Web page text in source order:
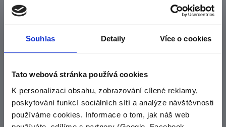
Souhlas Detaily Více o cookies
Tato webová stránka používá cookies
K personalizaci obsahu, zobrazování cílené reklamy,
poskytování funkcí sociálních sítí a analýze návštěvnosti
používáme cookies. Informace o tom, jak náš web
Cílem našich online kurzů je tě zabavit
a posunout vpřed
Naším hlavním cílem je vám poskytnout materiály, které
vás pobaví, něco vás naučí a do kterých se nebudete
muset nutit. Takové materiály, které si rádi otevřete
a dáte jim večer přednost před Instagramem nebo